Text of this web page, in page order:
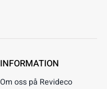
INFORMATION
Om oss på Revideco